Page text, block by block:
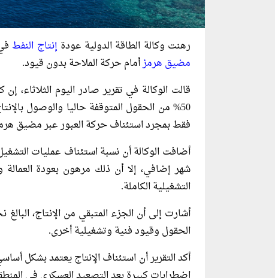
رهنت وكالة الطاقة الدولية عودة إنتاج النفط
مضيق هرمزأمام حركة الملاحة بدون قيود.
قالت الوكالة في تقرير صادر اليوم
50% من الحقول المتوقفة حاليا والوصول
فقط بمجرد استئناف حركة العبور عبر مضيق
شهر إضافي، إلا أن ذلك مرهون بعودة العمالة
التشغيلية الكاملة.
الحقول وقيود فنية وتشغيلية أخرى.
أكد التقرير أن استئناف الإنتاج يعتمد بشكل